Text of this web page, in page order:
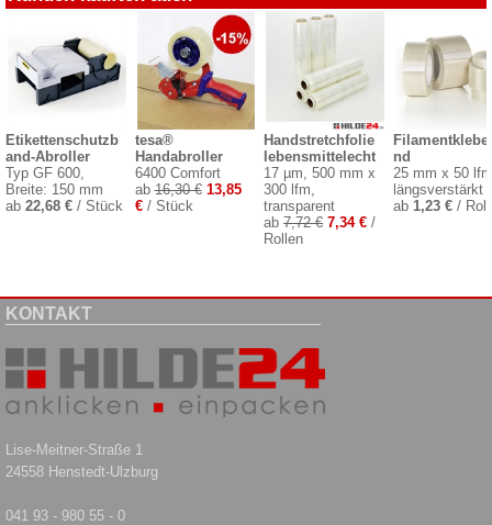
Etikettenschutzb
and-Abroller
Typ GF 600,
Breite: 150 mm
ab 22,68 € / Stück
tesa®
Handabroller
6400 Comfort
ab16,30 € 13,85
€/ Stück
Handstretchfolie
lebensmittelecht
17 µm, 500 mm x
300 lfm,
transparent
ab7,72 € 7,34 € /
Rollen
nd
25 mm x 50
längsverstärkt
ab 1,23 €/
KONTAKT
Lise-Meitner-Straße 1
24558 Henstedt-Ulzburg
041 93 - 980 55 - 0